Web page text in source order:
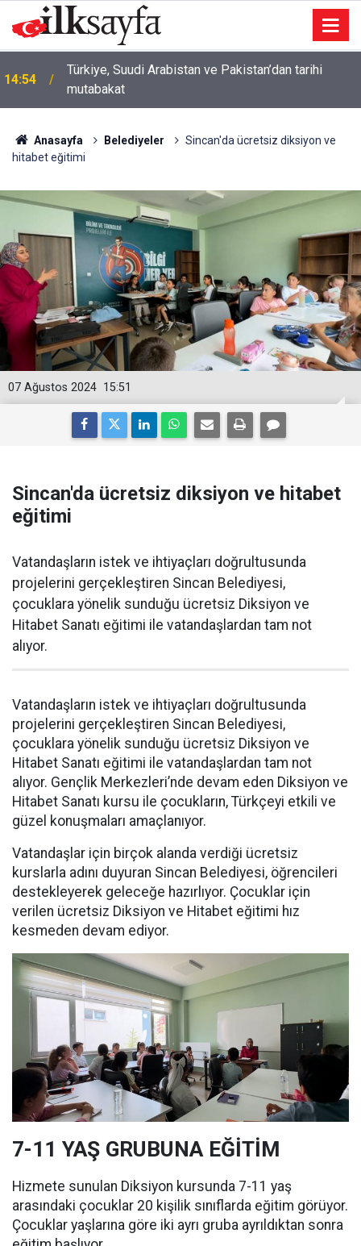
14:54
Türkiye, Suudi Arabistan ve Pakistan’dan tarihi
mutabakat
Anasayfa Belediyeler
Sincan'da ücretsiz diksiyon ve
hitabet eğitimi
15:51
07 Ağustos 2024
Sincan'da ücretsiz diksiyon ve hitabet
eğitimi
Vatandaşların istek ve ihtiyaçları doğrultusunda
projelerini gerçekleştiren Sincan Belediyesi,
çocuklara yönelik sunduğu ücretsiz Diksiyon ve
Hitabet Sanatı eğitimi ile vatandaşlardan tam not
alıyor.
Vatandaşların istek ve ihtiyaçları doğrultusunda
projelerini gerçekleştiren Sincan Belediyesi,
çocuklara yönelik sunduğu ücretsiz Diksiyon ve
Hitabet Sanatı eğitimi ile vatandaşlardan tam not
alıyor. Gençlik Merkezleri’nde devam eden Diksiyon ve
Hitabet Sanatı kursu ile çocukların, Türkçeyi etkili ve
güzel konuşmaları amaçlanıyor.
Vatandaşlar için birçok alanda verdiği ücretsiz
kurslarla adını duyuran Sincan Belediyesi, öğrencileri
destekleyerek geleceğe hazırlıyor. Çocuklar için
verilen ücretsiz Diksiyon ve Hitabet eğitimi hız
kesmeden devam ediyor.
7-11 YAŞ GRUBUNA EĞİTİM
Hizmete sunulan Diksiyon kursunda 7-11 yaş
arasındaki çocuklar 20 kişilik sınıflarda eğitim görüyor.
Çocuklar yaşlarına göre iki ayrı gruba ayrıldıktan sonra